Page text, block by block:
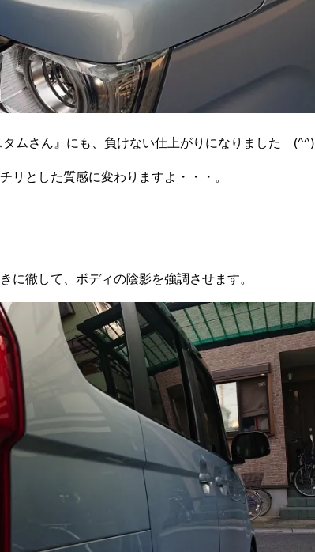
タムさん』にも、負けない仕上がりになりました (^^)
リとした質感に変わりますよ・・・。
に徹して、ボディの陰影を強調させます。